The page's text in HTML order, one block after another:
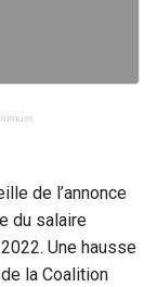
de l’annonce
du salaire
Une hausse
la Coalition